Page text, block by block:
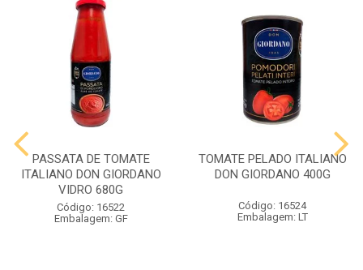
PASSATA DE TOMATE
ITALIANO DON GIORDANO
VIDRO 680G
Código: 16522
Embalagem: GF
TOMATE PELADO ITALIANO
DON GIORDANO 400G
Código: 16524
Embalagem: LT